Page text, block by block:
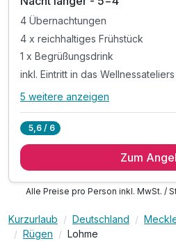
4 Übernachtungen
4 x reichhaltiges Frühstück
1 x Begrüßungsdrink
inkl. Eintritt in das Wellnessateliers
Alle Inklusivleistungen
4 x reichhaltiges Frühstück
inkl. Eintritt in das Wellnessateliers
inkl. 20 % Ermäßigung auf das
5 weitere anzeigen
5,6 / 6
Zum
Alle Preise pro Person inkl. MwSt. /
Kurzurlaub Deutschland
Rügen
Lohme